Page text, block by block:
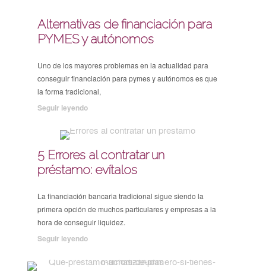
Alternativas de financiación para
PYMES y autónomos
Uno de los mayores problemas en la actualidad para
conseguir financiación para pymes y autónomos es que
la forma tradicional,
Seguir leyendo
5 Errores al contratar un
préstamo: evítalos
La financiación bancaria tradicional sigue siendo la
primera opción de muchos particulares y empresas a la
hora de conseguir liquidez.
Seguir leyendo